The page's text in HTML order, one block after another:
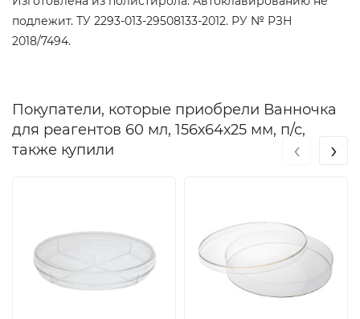
подлежит. ТУ 2293-013-29508133-2012. РУ № РЗН
2018/7494.
Покупатели, которые приобрели Ванночка
для реагентов 60 мл, 156х64х25 мм, п/с,
также купили
‹ ›